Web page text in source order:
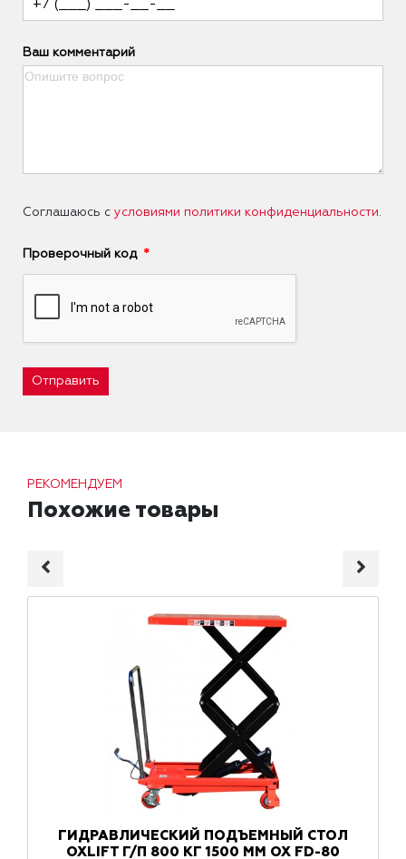
Ваш комментарий
Соглашаюсь с условиями политики конфиденциальности
Проверочный код
Отправить
РЕКОМЕНДУЕМ
Похожие товары
ГИДРАВЛИЧЕСКИЙ ПОДЪЕМНЫЙ СТОЛ
OXLIFT Г/П 800 КГ 1500 ММ OX FD-80